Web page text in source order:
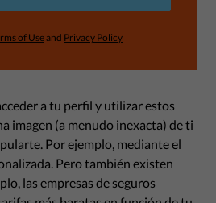
of Useand Privacy Policy
a tu perfil y utilizar estos
imagen (a menudo inexacta) de ti
Por ejemplo, mediante el
Pero también existen
las empresas de seguros